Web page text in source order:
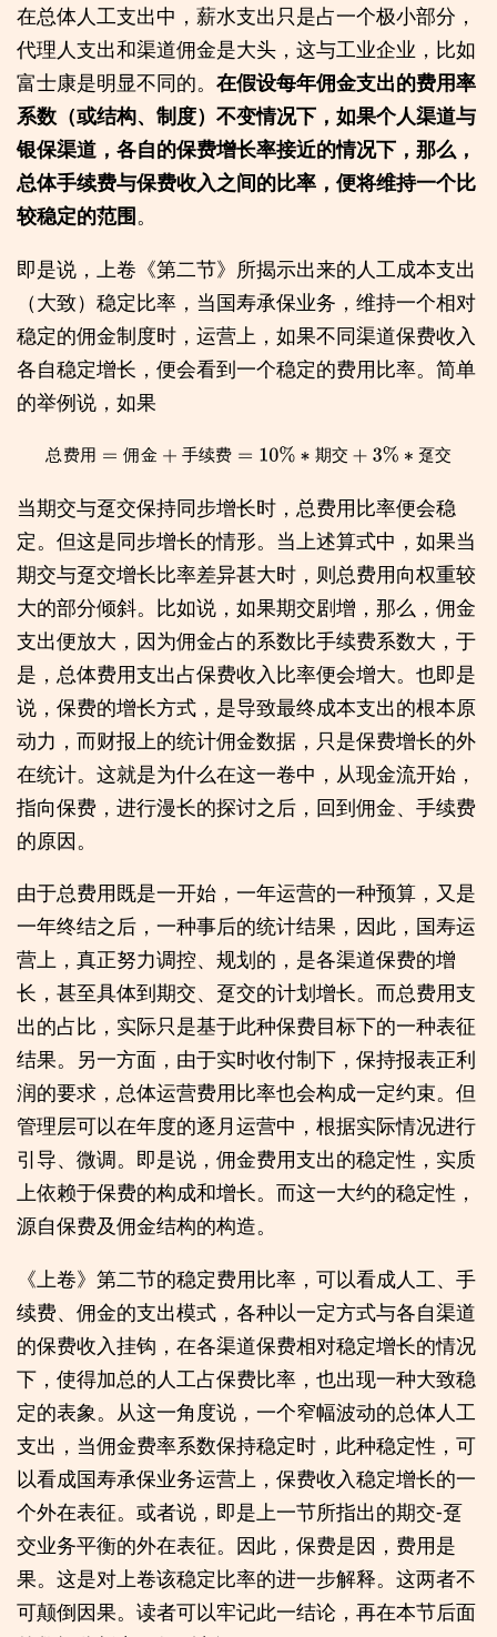
在总体人工支出中，薪水支出只是占一个极小部分，
代理人支出和渠道佣金是大头，这与工业企业，比如
富士康是明显不同的。 在假设每年佣金支出的费用率
系数（或结构、制度）不变情况下，如果个人渠道与
银保渠道，各自的保费增长率接近的情况下，那么，
总体手续费与保费收入之间的比率，便将维持一个比
较稳定的范围。
即是说，上卷《第二节》所揭示出来的人工成本支出
（大致）稳定比率，当国寿承保业务，维持一个相对
稳定的佣金制度时，运营上，如果不同渠道保费收入
各自稳定增长，便会看到一个稳定的费用比率。简单
的举例说，如果
总费用 佣金 手续费 期交 趸交
总费用=佣金+手续费= 10%∗ 期 交+3 %∗ 趸交
当期交与趸交保持同步增长时，总费用比率便会稳
定。但这是同步增长的情形。当上述算式中，如果当
期交与趸交增长比率差异甚大时，则总费用向权重较
大的部分倾斜。比如说，如果期交剧增，那么，佣金
支出便放大，因为佣金占的系数比手续费系数大，于
是，总体费用支出占保费收入比率便会增大。也即是
说，保费的增长方式，是导致最终成本支出的根本原
动力，而财报上的统计佣金数据，只是保费增长的外
在统计。这就是为什么在这一卷中，从现金流开始，
指向保费，进行漫长的探讨之后，回到佣金、手续费
的原因。
由于总费用既是一开始，一年运营的一种预算，又是
一年终结之后，一种事后的统计结果，因此，国寿运
营上，真正努力调控、规划的，是各渠道保费的增
长，甚至具体到期交、趸交的计划增长。而总费用支
出的占比，实际只是基于此种保费目标下的一种表征
结果。另一方面，由于实时收付制下，保持报表正利
润的要求，总体运营费用比率也会构成一定约束。但
管理层可以在年度的逐月运营中，根据实际情况进行
引导、微调。即是说，佣金费用支出的稳定性，实质
上依赖于保费的构成和增长。而这一大约的稳定性，
源自保费及佣金结构的构造。
《上卷》第二节的稳定费用比率，可以看成人工、手
续费、佣金的支出模式，各种以一定方式与各自渠道
的保费收入挂钩，在各渠道保费相对稳定增长的情况
下，使得加总的人工占保费比率，也出现一种大致稳
定的表象。从这一角度说，一个窄幅波动的总体人工
支出，当佣金费率系数保持稳定时，此种稳定性，可
以看成国寿承保业务运营上，保费收入稳定增长的一
个外在表征。或者说，即是上一节所指出的期交-趸
交业务平衡的外在表征。因此，保费是因，费用是
果。这是对上卷该稳定比率的进一步解释。这两者不
可颠倒因果。读者可以牢记此一结论，再在本节后面